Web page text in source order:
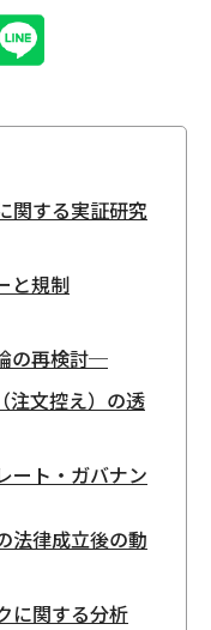
関する実証研究
と規制
の再検討─
注文控え）の透
ート・ガバナン
律成立後の動
に関する分析